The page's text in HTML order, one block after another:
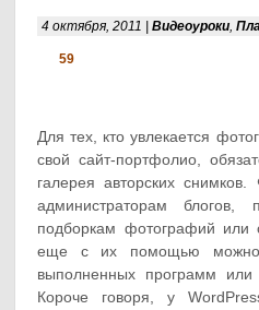
4 октября, 2011 |Видеоуроки,
59
Для тех, кто увлекается
свой сайт-портфолио,
галерея авторских
администраторам блогов,
подборкам фотографий или
еще с их помощью можно
выполненных программ или
Короче говоря, у